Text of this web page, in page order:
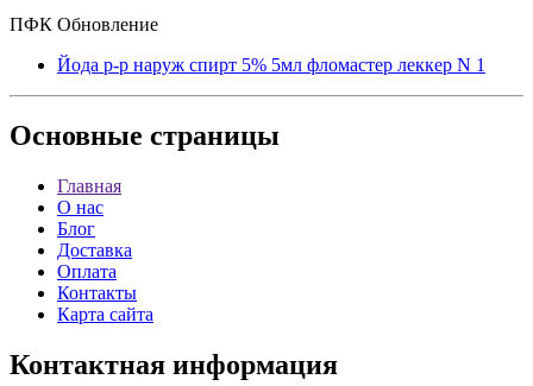
ПФК Обновление
Йода р-р наруж спирт 5% 5мл фломастер леккер N 1
Основные страницы
Главная
О нас
Блог
Доставка
Оплата
Контакты
Карта сайта
Контактная информация